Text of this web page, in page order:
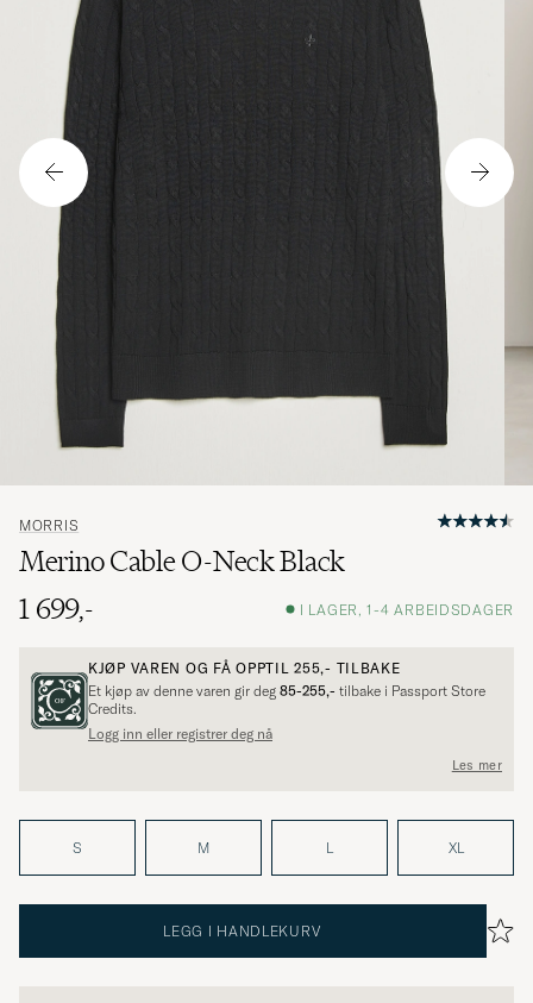
MORRIS
Merino Cable O-Neck Black
1 699,-
I LAGER, 1-4 ARBEIDSDAGER
KJØP VAREN OG FÅ OPPTIL255,- TILBAKE
Et kjøp av denne varen gir deg 85-255,- tilbake i Passport Store
Credits.
Logg inn eller registrer deg nå
Les mer
S M L XL
LEGG I HANDLEKURV